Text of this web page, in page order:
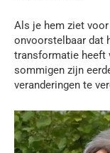
Als je hem ziet
onvoorstelbaar dat
transformatie heeft
sommigen zijn
veranderingen te